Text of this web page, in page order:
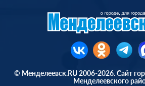
© Менделеевск.RU 2006-2026. Сайт
Менделеевского